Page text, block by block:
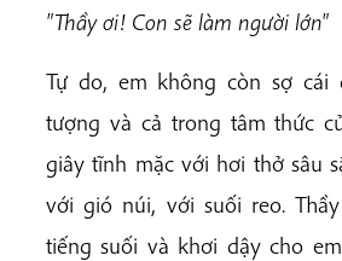
"Thầyơi! Con sẽ làm người lớn"
Tự do, em không còn sợ cái
tượng và cả trong tâm thức
giây tĩnh mặc với hơi thở sâu
với gió núi, với suối reo.
tiếng suối và khơi dậy cho